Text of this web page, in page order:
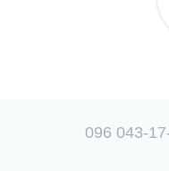
096 043-